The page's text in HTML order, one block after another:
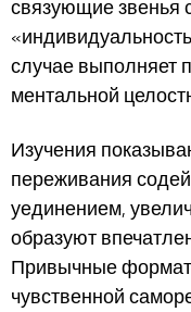
связующие
случае выполняет
ментальной
Изучения
переживания
уединением,
образуют
Привычные
чувственной